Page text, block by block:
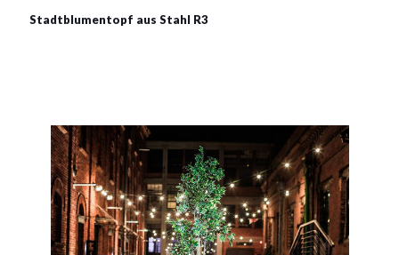
Stadtblumentopf aus Stahl R3
Material:
verzinkter Stahl mit Pulverbeschichtung in RAL + Holz